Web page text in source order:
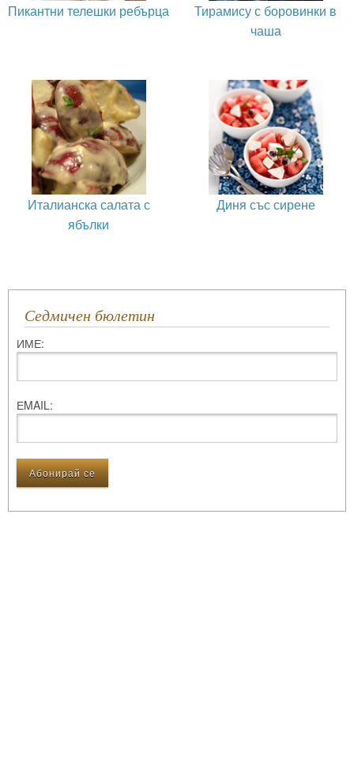
Пикантни телешки ребърца
Тирамису с боровинки в
чаша
Италианска салата с
ябълки
Диня със сирене
Седмичен бюлетин
ИМЕ:
ЕMAIL: